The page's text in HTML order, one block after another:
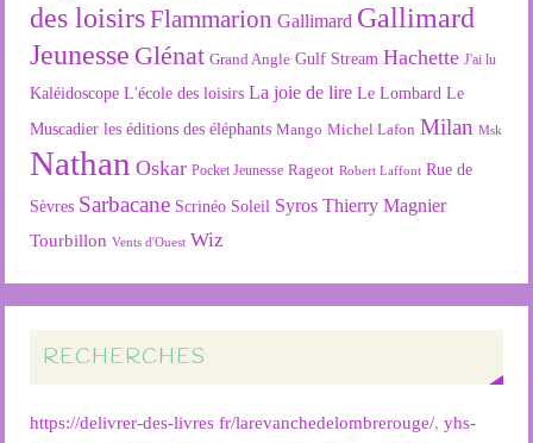
des loisirsFlammarion Gallimard Gallimard
Jeunesse Glénat Grand Angle Gulf Stream Hachette J'ai lu
Kaléidoscope L'école des loisirs La joie de lire Le Lombard Le
Muscadier les éditions des éléphants Mango Michel Lafon Milan Msk
Nathan Oskar Pocket Jeunesse Rageot Robert Laffont Rue de
Sèvres Sarbacane Scrinéo Soleil Syros Thierry Magnier
Tourbillon Vents d'Ouest Wiz
RECHERCHES
https://delivrer-des-livres fr/larevanchedelombrerouge/,yhs-